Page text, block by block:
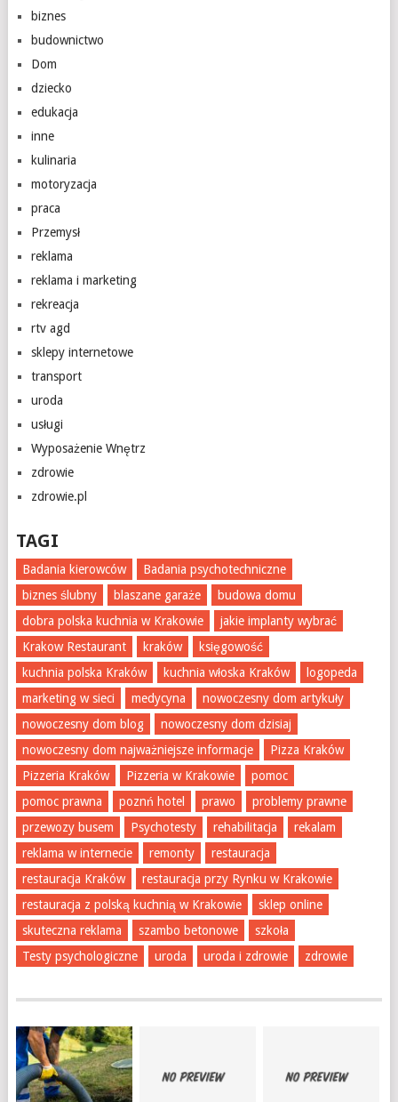
biznes
budownictwo
Dom
dziecko
edukacja
inne
kulinaria
motoryzacja
praca
Przemysł
reklama
reklama i marketing
rekreacja
rtv agd
sklepy internetowe
transport
uroda
usługi
Wyposażenie Wnętrz
zdrowie
zdrowie.pl
TAGI
Badania kierowców
Badania psychotechniczne
biznes ślubny
blaszane garaże
budowa domu
dobra polska kuchnia w Krakowie
jakie implanty wybrać
Krakow Restaurant
kraków
księgowość
kuchnia polska Kraków
kuchnia włoska Kraków
logopeda
marketing w sieci
medycyna
nowoczesny dom artykuły
nowoczesny dom blog
nowoczesny dom dzisiaj
nowoczesny dom najważniejsze informacje
Pizza Kraków
Pizzeria Kraków
Pizzeria w Krakowie
pomoc
pomoc prawna
poznń hotel prawo
problemy prawne
przewozy busem
Psychotesty rehabilitacja
rekalam
reklama w internecie
remonty
restauracja
restauracja Kraków
restauracja przy Rynku w Krakowie
restauracja z polską kuchnią w Krakowie
sklep online
skuteczna reklama
szambo betonowe
szkoła
Testy psychologiczne
uroda uroda i zdrowie zdrowie